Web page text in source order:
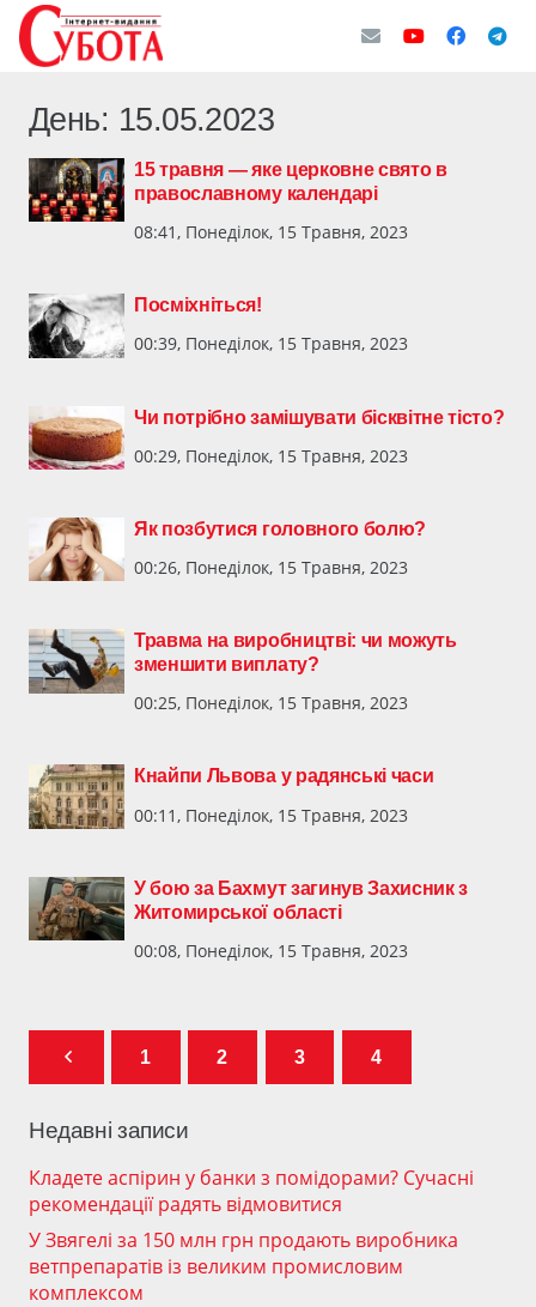
День: 15.05.2023
15 травня — яке церковне свято в
православному календарі
08:41, Понеділок, 15 Травня, 2023
Посміхніться!
00:39, Понеділок, 15 Травня, 2023
Чи потрібно замішувати бісквітне тісто?
00:29, Понеділок, 15 Травня, 2023
Як позбутися головного болю?
00:26, Понеділок, 15 Травня, 2023
Травма на виробництві: чи можуть
зменшити виплату?
00:25, Понеділок, 15 Травня, 2023
Кнайпи Львова у радянські часи
00:11, Понеділок, 15 Травня, 2023
У бою за Бахмут загинув Захисник з
Житомирської області
00:08, Понеділок, 15 Травня, 2023
1 2 3 4
Недавні записи
Кладете аспірин у банки з помідорами? Сучасні
рекомендації радять відмовитися
У Звягелі за 150 млн грн продають виробника
ветпрепаратів із великим промисловим
комплексом